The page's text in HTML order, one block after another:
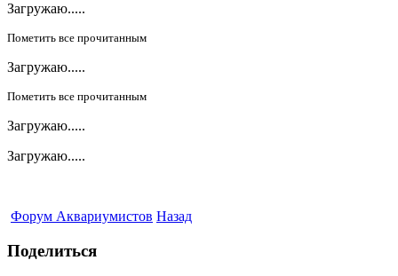
Загружаю.....
Пометить все прочитанным
Загружаю.....
Пометить все прочитанным
Загружаю.....
Загружаю.....
Форум Аквариумистов Назад
Поделиться